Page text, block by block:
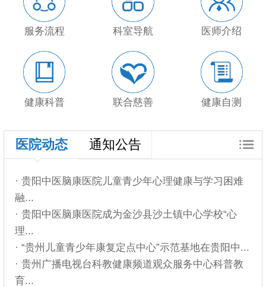
服务流程 科室导航 医师介绍
健康科普 联合慈善 健康自测
医院动态 通知公告
· 贵阳中医脑康医院儿童青少年心理健康与学习困难
融...
· 贵阳中医脑康医院成为金沙县沙土镇中心学校“心
理...
· “贵州儿童青少年康复定点中心”示范基地在贵阳中...
· 贵州广播电视台科教健康频道观众服务中心科普教
育...